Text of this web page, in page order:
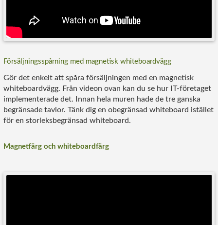
Försäljningsspårning med magnetisk whiteboardvägg
Gör det enkelt att spåra försäljningen med en magnetisk
whiteboardvägg. Från videon ovan kan du se hur IT-företaget
implementerade det. Innan hela muren hade de tre ganska
begränsade tavlor. Tänk dig en obegränsad whiteboard istället
för en storleksbegränsad whiteboard.
Magnetfärg och whiteboardfärg